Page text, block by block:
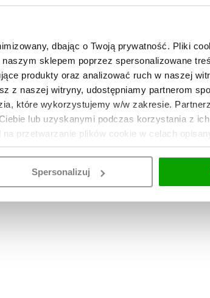
dbając o Twoją prywatność. Pliki
sklepem poprzez spersonalizowane
produkty oraz analizować ruch w naszej
z naszej witryny, udostępniamy partnerom
które wykorzystujemy w/w zakresie.
lub uzyskanymi podczas korzystania z
przetwarzanie plików cookie w celach
Spersonalizuj